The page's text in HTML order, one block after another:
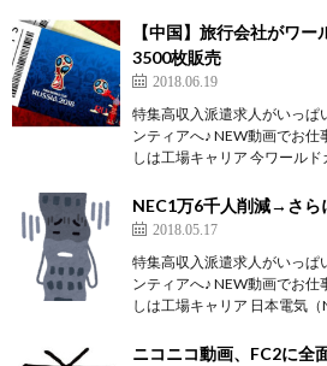
【中国】旅行会社がワ
3500枚販売
2018.06.19
特集高収入派遣求人がいっぱ
ンティアへ♪ NEW動画でお
しは工場キャリア 今ワール
NEC1万6千人削減→さら
2018.05.17
特集高収入派遣求人がいっぱ
ンティアへ♪ NEW動画でお
しは工場キャリア 日本電気
ニコニコ動画、FC2に全